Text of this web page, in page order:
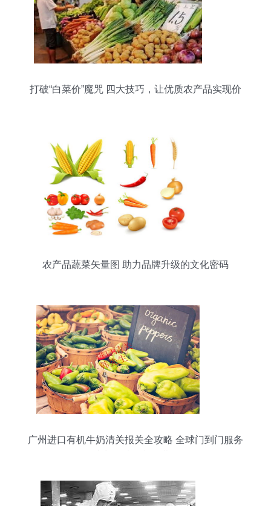
打破“白菜价”魔咒 四大技巧，让优质农产品实现价
农产品蔬菜矢量图 助力品牌升级的文化密码
广州进口有机牛奶清关报关全攻略 全球门到门服务